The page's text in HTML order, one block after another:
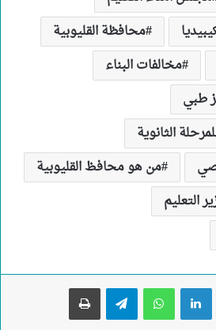
محافظة القليوبية
مخالفات البناء
طبي
الثانوية
من هو محافظ القليوبية
التعليم
لينكدإن واتساب تيلقرام طباعة